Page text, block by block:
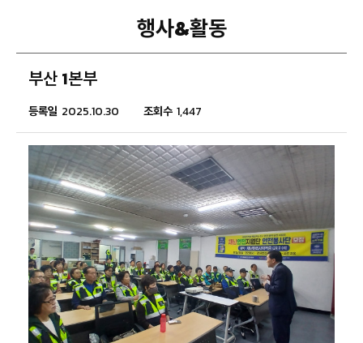
행사&활동
부산 1본부
등록일 2025.10.30 조회수 1,447